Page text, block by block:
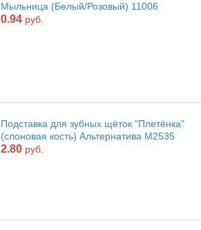
Мыльница (Белый/Розовый) 11006
0.94 руб.
Подставка для зубных щёток "Плетёнка"
(слоновая кость) Альтернатива М2535
2.80 руб.